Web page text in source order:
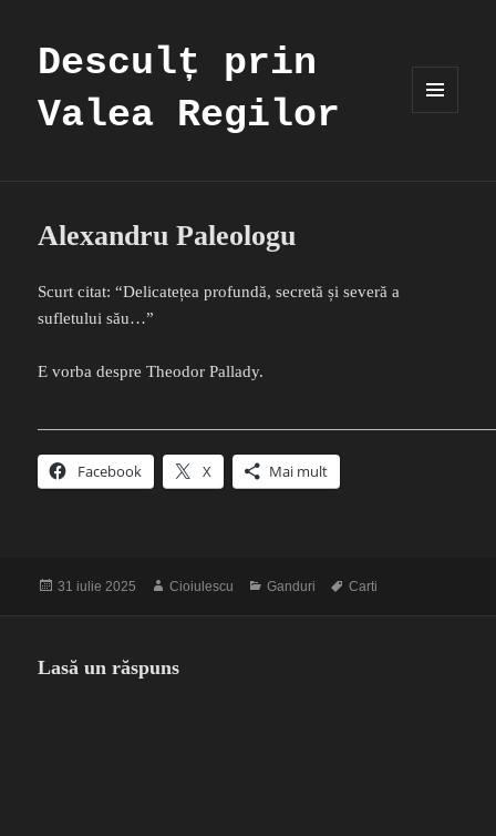
Desculț prin
Valea Regilor
Alexandru Paleologu
Scurt citat: “Delicatețea profundă, secretă și severă a
sufletului său…”
E vorba despre Theodor Pallady.
Facebook X Mai mult
Publicat
31 iulie 2025 Autor
Cioiulescu Categorii
Ganduri Etichete
Carti
Lasă un răspuns